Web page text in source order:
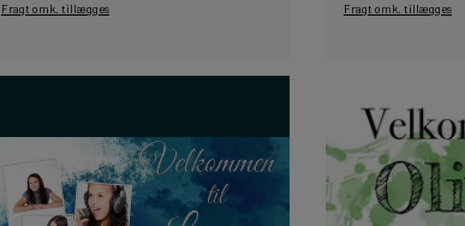
Fragt omk. tillægges Fragt omk. tillægges